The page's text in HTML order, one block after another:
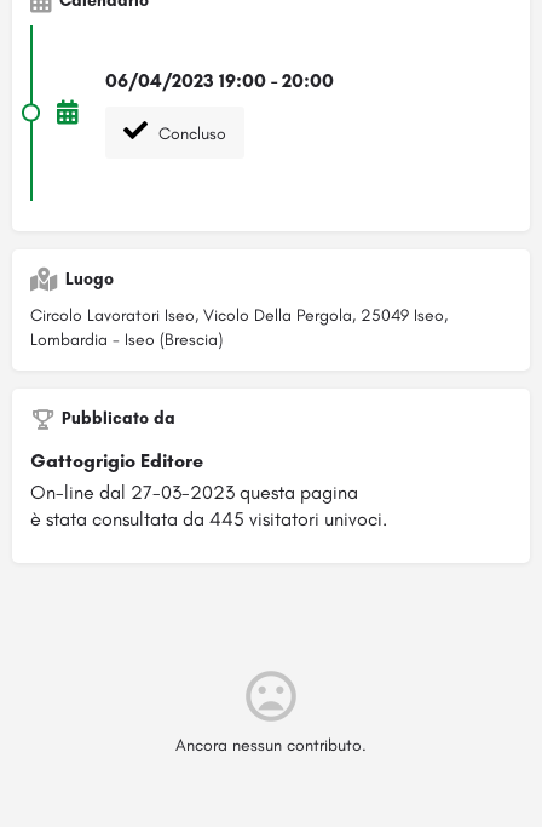
06/04/2023 19:00 - 20:00
Concluso
Luogo
Circolo Lavoratori Iseo, Vicolo Della Pergola, 25049 Iseo,
Lombardia - Iseo (Brescia)
Pubblicato da
Gattogrigio Editore
On-line dal 27-03-2023 questa pagina
è stata consultata da 445 visitatori univoci.
Ancora nessun contributo.